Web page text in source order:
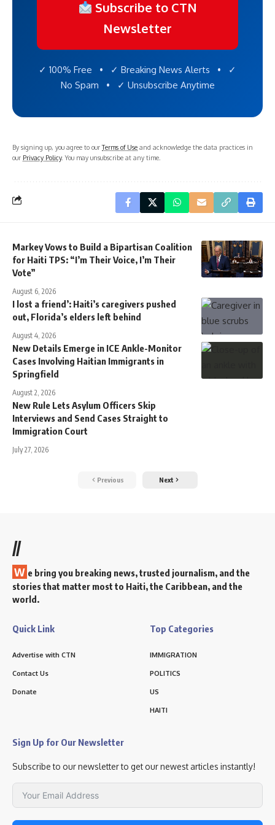
Subscribe to CTN
Newsletter
✓ 100% Free • ✓ Breaking News Alerts • ✓
No Spam • ✓ Unsubscribe Anytime
By signing up, you agree to ourTerms of Use and acknowledge the data practices in
our Privacy Policy. You may unsubscribe at any time.
Markey Vows to Build a Bipartisan Coalition
for Haiti TPS: “I’m Their Voice, I’m Their
Vote”
August 6, 2026
I lost a friend’: Haiti’s caregivers pushed
out, Florida’s elders left behind
August 4, 2026
New Details Emerge in ICE Ankle-Monitor
Cases Involving Haitian Immigrants in
Springfield
August 2, 2026
New Rule Lets Asylum Officers Skip
Interviews and Send Cases Straight to
Immigration Court
July 27, 2026
Previous Next
//
W e bring you breaking news, trusted journalism, and the
stories that matter most to Haiti, the Caribbean, and the
world.
Quick Link
Advertise with CTN
Contact Us
Donate
Top Categories
IMMIGRATION
POLITICS
US
HAITI
Sign Up for Our Newsletter
Subscribe to our newsletter to get our newest articles instantly!